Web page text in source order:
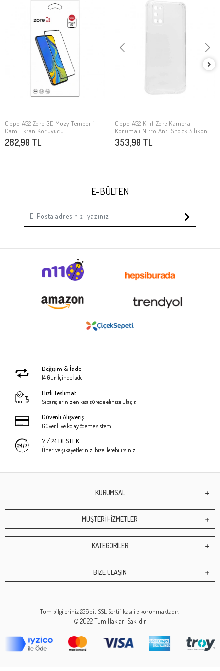
SEPETE EKLE
Oppo A52 Zore 3D Muzy Temperli
Cam Ekran Koruyucu
282,90 TL
SEPETE EKLE
Oppo A52 Kılıf Zore Kamera
Korumalı Nitro Anti Shock Silikon
353,90 TL
E-BÜLTEN
Değişim & İade
14 Gün İçinde İade
Hızlı Teslimat
Siparişleriniz en kısa sürede elinize ulaşır.
Güvenli Alışveriş
Güvenli ve kolay ödeme sistemi
7 / 24 DESTEK
Öneri ve şikayetlerinizi bize iletebilirsiniz.
KURUMSAL
MÜŞTERİ HİZMETLERİ
KATEGORİLER
BİZE ULAŞIN
Tüm bilgileriniz 256bit SSL Sertifikası ile korunmaktadır.
© 2022Tüm Hakları Saklıdır